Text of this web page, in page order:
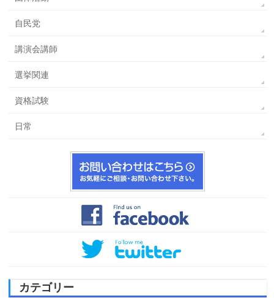
自民党
講演会講師
選挙関連
資格試験
日常
カテゴリー